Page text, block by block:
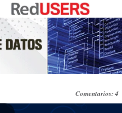
Comentarios: 4